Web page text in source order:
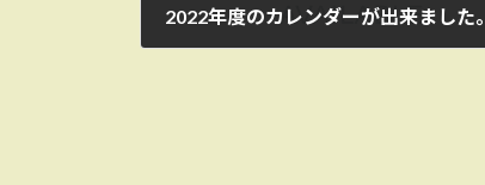
2022年度のカレンダーが出来ました。